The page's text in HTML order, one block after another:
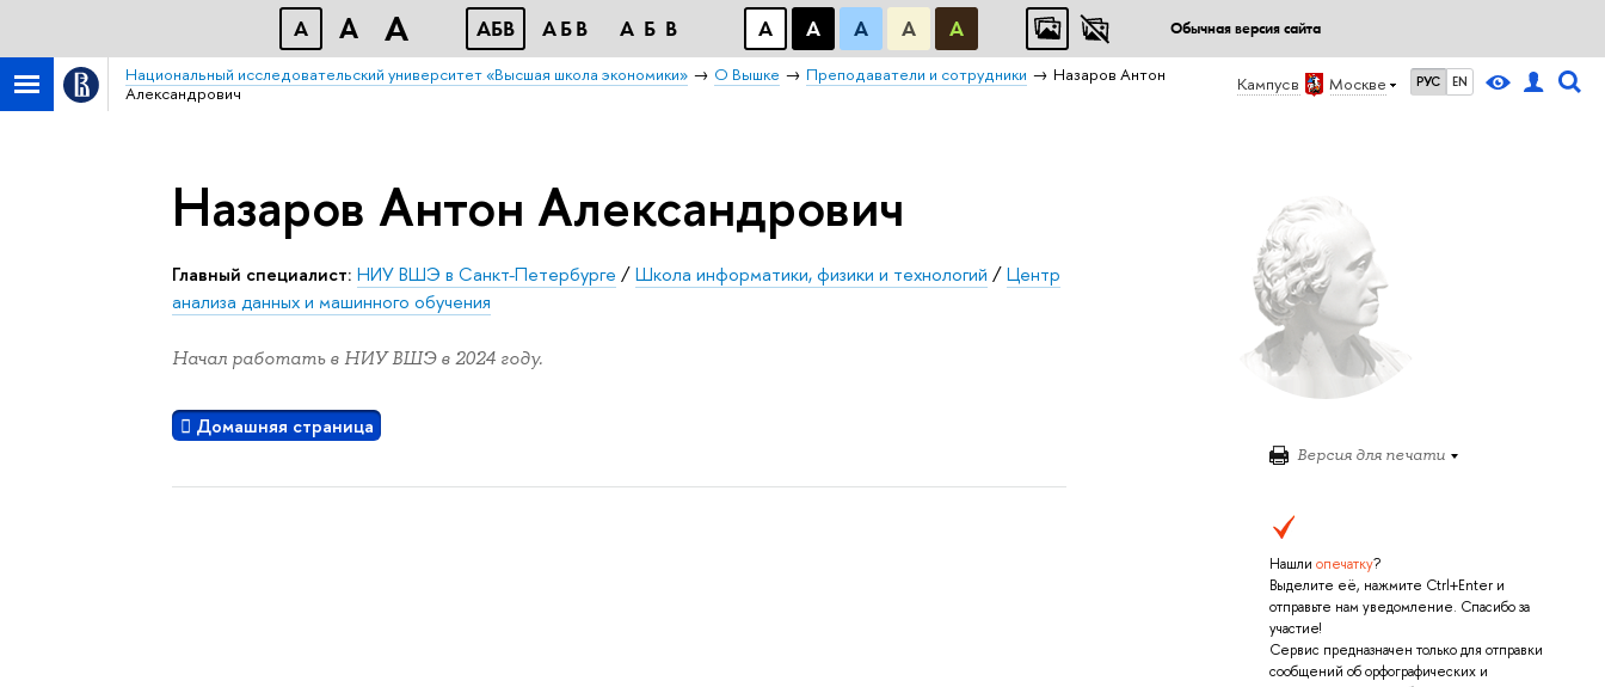
A A A АБB АБB АБB А А А А А Обычная версия сайта
Кампус в Москве РУС EN
Национальный исследовательский университет «Высшая школа экономики» О Вышке Преподаватели и сотрудники
Назаров Антон
Александрович
Версия для печати
Нашли опечатку?
Выделите её, нажмите Ctrl+Enter и
отправьте нам уведомление. Спасибо за
участие!
Сервис предназначен только для отправки
сообщений об орфографических и
Назаров Антон Александрович
Главный специалист: НИУ ВШЭ в Санкт-Петербурге /Школа информатики, физики и технологий /Центр
анализа данных и машинного обучения
Начал работать в НИУ ВШЭ в 2024 году.
Домашняя страница